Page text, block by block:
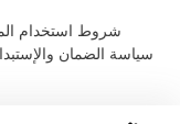
شروط استخدام
سياسة الضمان